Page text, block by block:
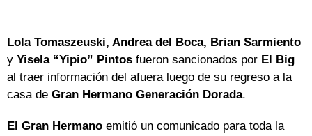
Lola Tomaszeuski, Andrea del Boca, Brian Sarmiento
y Yisela “Yipio” Pintos fueron sancionados por El Big
al traer información del afuera luego de su regreso a la
casa de Gran Hermano Generación Dorada.
El Gran Hermano emitió un comunicado para toda la